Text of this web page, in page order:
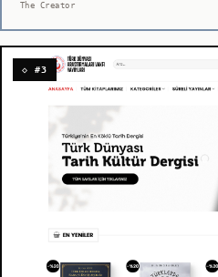
The Creator
◇ #3